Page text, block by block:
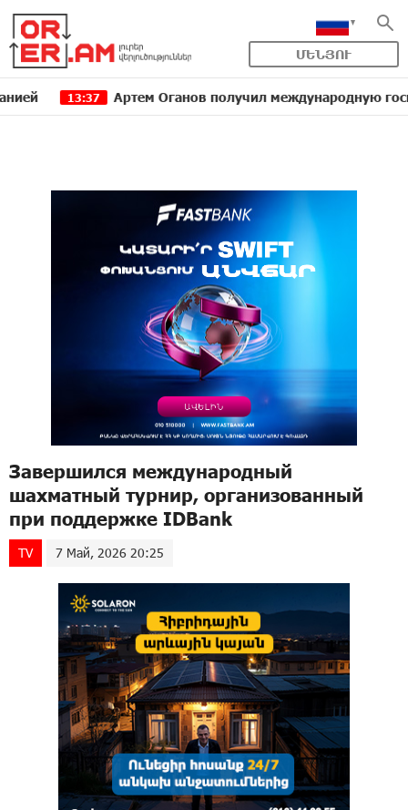
ՄԵՆՅՈՒ
13:37 Артем Оганов получил международную госпремию
Завершился международный
шахматный турнир, организованный
при поддержке IDBank
TV 7 Май, 2026 20:25